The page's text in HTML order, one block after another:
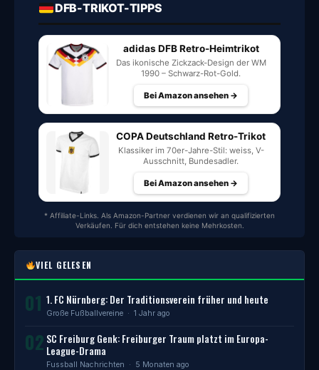
DFB-TRIKOT-TIPPS
adidas DFB Retro-Heimtrikot
Das ikonische Zickzack-Design der WM
1990 – Schwarz-Rot-Gold.
Bei Amazon ansehen →
COPA Deutschland Retro-Trikot
Klassiker im 70er-Jahre-Stil: weiss, V-
Ausschnitt, Bundesadler.
Bei Amazon ansehen →
* Affiliate-Links. Als Amazon-Partner verdienen wir an qualifizierten
Verkäufen. Für dich entstehen keine Mehrkosten.
VIEL GELESEN
01 1. FC Nürnberg: Der Traditionsverein früher und heute
Große Fußballvereine · 1 Jahr ago
02 SC Freiburg Genk: Freiburger Traum platzt im Europa-
League-Drama
Fussball Nachrichten · 5 Monaten ago